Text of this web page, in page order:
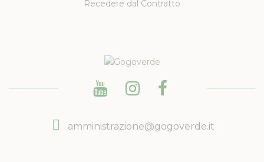
Recedere dal Contratto
amministrazione@gogoverde.it